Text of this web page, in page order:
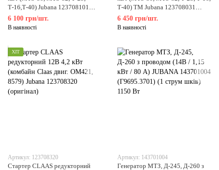
Т-16,Т-40) Jubana 123708101
посилений оригінал
6 100 грн/шт.
В наявності
Т-40) ТМ Jubana 123708031
Оригінал
6 450 грн/шт.
В наявності
ХІТ
Артикул: 123708320
Стартер CLAAS редукторний
Артикул: 143701004
Генератор МТЗ, Д-245, Д-260 з